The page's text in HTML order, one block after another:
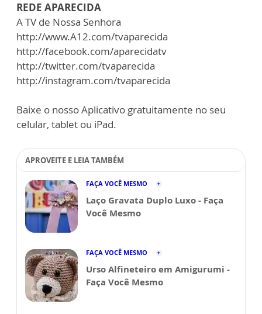
REDE APARECIDA
A TV de Nossa Senhora
http://www.A12.com/tvaparecida
http://facebook.com/aparecidatv
http://twitter.com/tvaparecida
http://instagram.com/tvaparecida
Baixe o nosso Aplicativo gratuitamente no seu
celular, tablet ou iPad.
APROVEITE E LEIA TAMBÉM
FAÇA VOCÊ MESMO
Laço Gravata Duplo Luxo - Faça
Você Mesmo
FAÇA VOCÊ MESMO
Urso Alfineteiro em Amigurumi -
Faça Você Mesmo